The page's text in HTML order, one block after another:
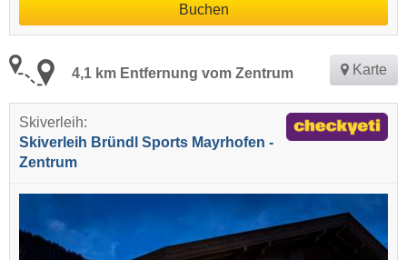
Buchen
4,1 km Entfernung vom Zentrum Karte
Skiverleih:
Skiverleih Bründl Sports Mayrhofen -
Zentrum